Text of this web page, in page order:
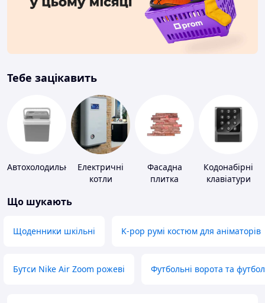
Тебе зацікавить
АвтохолодильникиЕлектричні
котли
Фасадна
плитка
Кодонабірні
клавіатури
Що шукають
Щоденники шкільні K-pop румі костюм для аніматорів
Бутси Nike Air Zoom рожеві Футбольні ворота та